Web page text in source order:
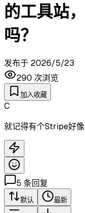
的工具站
吗？
发布于 2026/5/23
290 次浏览
加入收藏
C
就记得有个Stripe好
5 条回复
默认 最新